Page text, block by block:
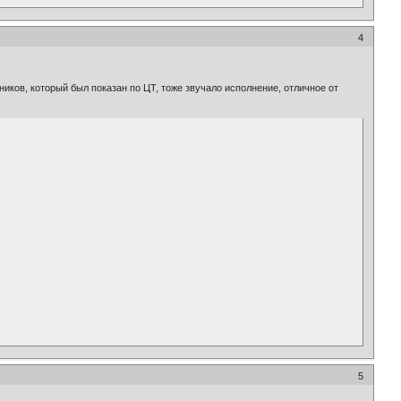
4
который был показан по ЦТ, тоже звучало исполнение, отличное от
5